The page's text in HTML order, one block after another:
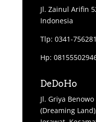
Jl. Zainul Arifin
Indonesia
Tlp: 0341-
Hp:
DeDoHo
Jl. Griya
(Dreaming